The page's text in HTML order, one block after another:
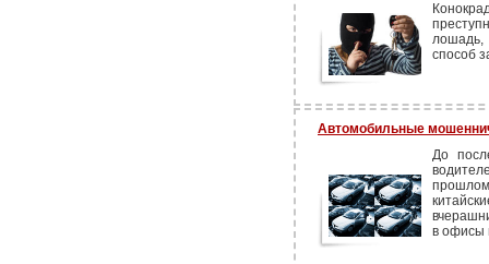
способ
Автомобильные
До
в офисы